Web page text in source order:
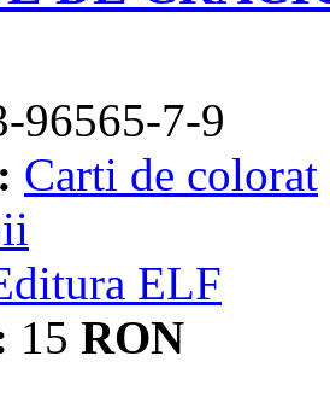
96565-7-9
Carti de colorat
ELF
15 RON